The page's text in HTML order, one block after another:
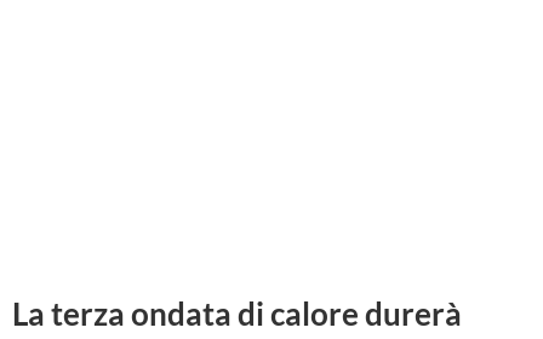
La terza ondata di calore durerà